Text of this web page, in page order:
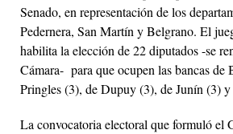
Senado, en representación de los
Pedernera, San Martín y Belgrano. El
habilita la elección de 22 diputados -se
Cámara- para que ocupen las bancas de
Pringles (3), de Dupuy (3), de Junín (3)
La convocatoria electoral que formuló el